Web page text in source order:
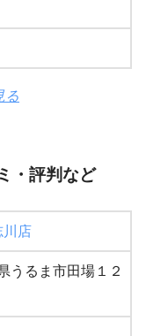
る
・評判など
川店
うるま市田場１２